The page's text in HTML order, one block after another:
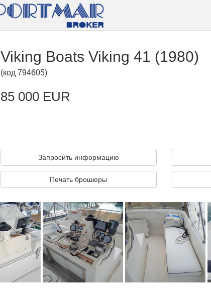
Viking Boats Viking 41 (1980)
(код 794605)
85 000 EUR
Запросить информацию
Печать брошюры